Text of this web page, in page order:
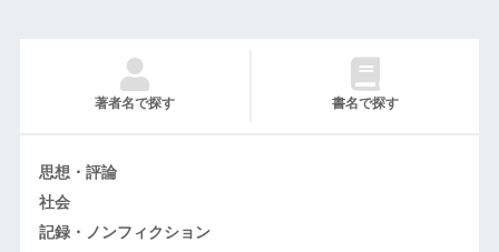
著者名で探す 書名で探す
思想・評論
社会
記録・ノンフィクション